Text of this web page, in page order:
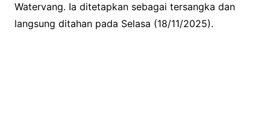
Watervang. Ia ditetapkan sebagai tersangka dan
langsung ditahan pada Selasa (18/11/2025).